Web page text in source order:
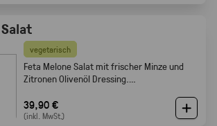
vegetarisch
Feta Melone Salat mit frischer Minze und
Zitronen Olivenöl Dressing.
Beilage · Gabelfood
39,90 €
(inkl. MwSt.)